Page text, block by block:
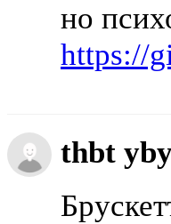
но
https://
thbt